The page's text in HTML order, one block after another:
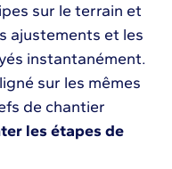
sur le terrain et
ajustements et les
instantanément.
sur les mêmes
de chantier
les étapes de